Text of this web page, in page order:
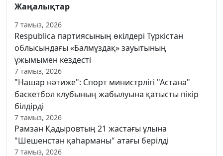
Жаңалықтар
7 тамыз, 2026
Respublica партиясының өкілдері Түркістан
облысындағы «Балмұздақ» зауытының
ұжымымен кездесті
7 тамыз, 2026
"Нашар нәтиже": Спорт министрлігі "Астана"
баскетбол клубының жабылуына қатысты пікір
білдірді
7 тамыз, 2026
Рамзан Қадыровтың 21 жастағы ұлына
"Шешенстан қаһарманы" атағы берілді
7 тамыз, 2026